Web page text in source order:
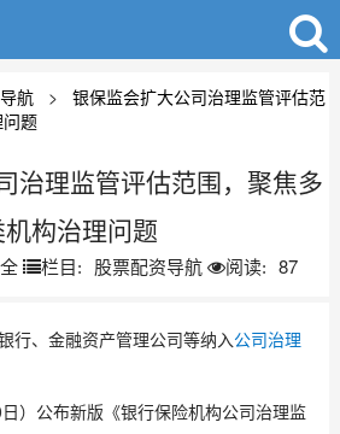
航 >
银保监会扩大公司治理监管评估范
题
治理监管评估范围，聚焦多
机构治理问题
栏目: 股票配资导航 阅读: 87
行、金融资产管理公司等纳入公司治理
）公布新版《银行保险机构公司治理监